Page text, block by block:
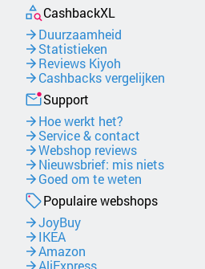
CashbackXL
Duurzaamheid
Statistieken
Reviews Kiyoh
Cashbacks vergelijken
Support
Hoe werkt het?
Service & contact
Webshop reviews
Nieuwsbrief: mis niets
Goed om te weten
Populaire webshops
JoyBuy
IKEA
Amazon
AliExpress